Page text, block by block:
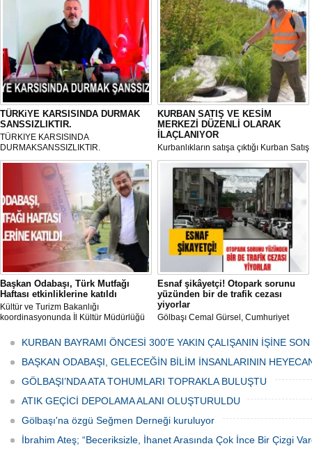
TÜRKiYE KARSISINDA DURMAK
SANSSIZLIKTIR.
TÜRKIYE KARSISINDA
DURMAKSANSSIZLIKTIR.
KURBAN SATIŞ VE KESİM
MERKEZİ DÜZENLİ OLARAK
İLAÇLANIYOR
Kurbanlıkların satışa çıktığı Kurban Satış
ve Kesim Merkezi, haşere ve
mikropların önüne geçilmesi amacıyla
her gün Gölbaşı Belediyesi ekipleri
tarafından düzenli olarak ilaçlanıyor.
Başkan Odabaşı, Türk Mutfağı
Haftası etkinliklerine katıldı
Kültür ve Turizm Bakanlığı
koordinasyonunda İl Kültür Müdürlüğü
Haftası" etkinlikleri Ankara'da devam
ediyor.
Esnaf şikâyetçi! Otopark sorunu
yüzünden bir de trafik cezası
yiyorlar
Gölbaşı Cemal Gürsel, Cumhuriyet
bulunan esnaf ve alışverişe gelen
vatandaşlar park cezaları yüzünden
canından bezdi.
KURBAN BAYRAMI ÖNCESİ 300'E YAKIN ÇALIŞANIN İŞİNE
BAŞKAN ODABAŞI, GELECEĞİN BİLİM İNSANLARININ
GÖLBAŞI’NDA ATA TOHUMLARI TOPRAKLA BULUŞTU
ATIK GEÇİCİ DEPOLAMA ALANI OLUŞTURULDU
Gölbaşı'na özgü Seğmen Derneği kuruluyor
İbrahim Ateş; “Beceriksizle, İhanet Arasında Çok İnce Bir Çizgi